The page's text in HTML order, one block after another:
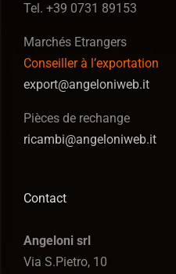
Tel. +39 0731 89153
Marchés Etrangers
Conseiller à l’exportation
export@angeloniweb.it
Pièces de rechange
ricambi@angeloniweb.it
Contact
Angeloni srl
Via S.Pietro, 10